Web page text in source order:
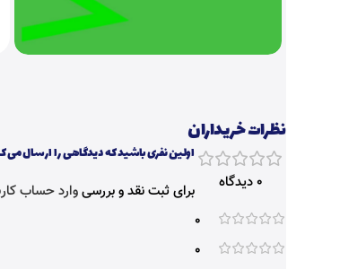
نظرات خریداران
0 دیدگاه
0
0
اولین نفری باشید که دیدگاهی را ارسال
برای ثبت نقد و بررسیوارد حساب